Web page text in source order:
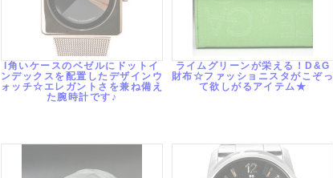
l角いケースのベゼルにドットイ
ンデックスを配置したデザインウ
ォッチ☆エレガントさを兼ね備え
た腕時計です♪
ライムグリーンが栄える！D&G
財布☆ファッショニスタがこぞっ
て欲しがるアイテム★